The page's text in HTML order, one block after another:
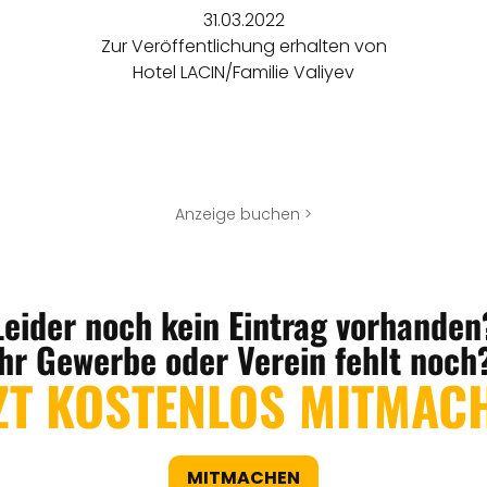
31.03.2022
Zur Veröffentlichung erhalten von
Hotel LACIN/Familie Valiyev
Anzeige buchen >
noch kein Eintrag
Gewerbe oder Verein fehlt
KOSTENLOS
MITMACHEN